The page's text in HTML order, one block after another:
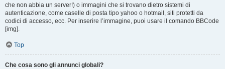
che non abbia un server!) o immagini che si trovano dietro sistemi di
autenticazione, come caselle di posta tipo yahoo o hotmail, siti protetti da
codici di accesso, ecc. Per inserire l’immagine, puoi usare il comando BBCode
[img].
Top
Che cosa sono gli annunci globali?